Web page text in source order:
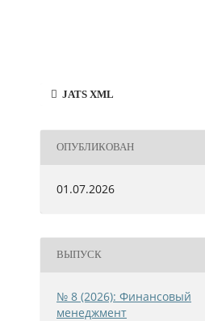
JATS XML
ОПУБЛИКОВАН
01.07.2026
ВЫПУСК
№ 8 (2026): Финансовый
менеджмент